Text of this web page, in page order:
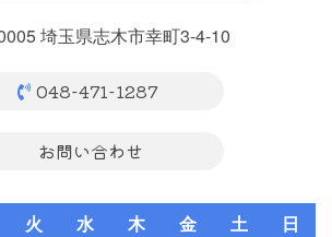
埼玉県志木市幸町3-4-10
048-471-1287
お問い合わせ
火 水 木 金 土
日